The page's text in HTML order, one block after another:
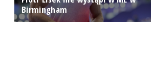
Birmingham